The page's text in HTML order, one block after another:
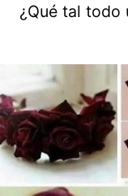
¿Qué tal todo